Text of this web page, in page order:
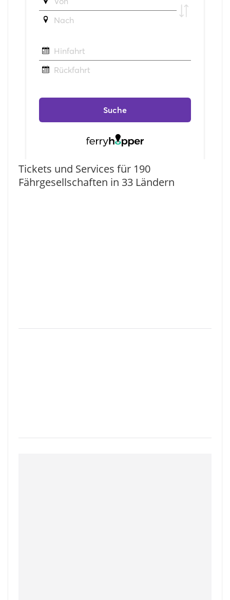
Tickets und Services für 190
Fährgesellschaften in 33 Ländern